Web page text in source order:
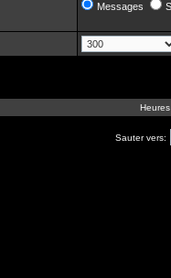
Messages
Sauter vers: